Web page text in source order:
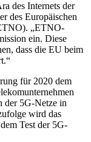
des Internets der
des Europäischen
„ETNO-
ein. Diese
dass die EU beim
für 2020 dem
der 5G-Netze in
wird das
Test der 5G-